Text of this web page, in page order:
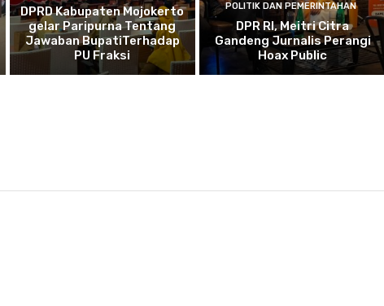
DPRD Kabupaten Mojokerto
gelar Paripurna Tentang
Jawaban BupatiTerhadap
PU Fraksi
POLITIK DAN PEMERINTAHAN
DPR RI, Meitri Citra
Gandeng Jurnalis Perangi
Hoax Public